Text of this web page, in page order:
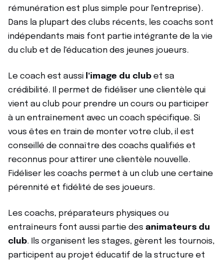
rémunération est plus simple pour l'entreprise).
Dans la plupart des clubs récents, les coachs sont
indépendants mais font partie intégrante de la vie
du club et de l'éducation des jeunes joueurs.
Le coach est aussi l'image du club et sa
crédibilité. Il permet de fidéliser une clientèle qui
vient au club pour prendre un cours ou participer
à un entraînement avec un coach spécifique. Si
vous êtes en train de monter votre club, il est
conseillé de connaître des coachs qualifiés et
reconnus pour attirer une clientèle nouvelle.
Fidéliser les coachs permet à un club une certaine
pérennité et fidélité de ses joueurs.
Les coachs, préparateurs physiques ou
entraîneurs font aussi partie des animateurs du
club. Ils organisent les stages, gèrent les tournois,
participent au projet éducatif de la structure et